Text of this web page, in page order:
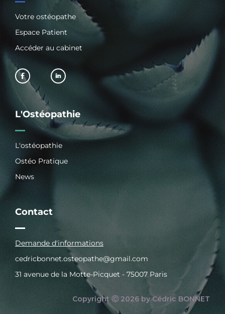
Votre ostéopathe
Espace Patient
Accéder au cabinet
L'Ostéopathie
L'ostéopathie
Ostéo Pratique
News
Contact
Demande d'informations
cedricbonnet.osteopathe@gmail.com
31 avenue de la Motte-Picquet - 75007 Paris
Copyright Ⓒ 2026 by Cédric BONNET